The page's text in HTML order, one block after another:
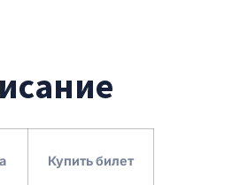
Купить билет